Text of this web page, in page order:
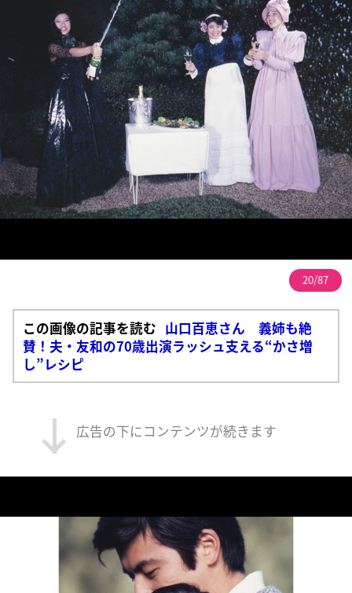
20/87
この画像の記事を読む 山口百恵さん 義姉も絶
賛！夫・友和の70歳出演ラッシュ支える“かさ増
し”レシピ
広告の下にコンテンツが続きます